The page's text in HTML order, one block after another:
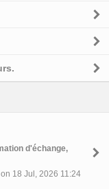
d'échange,
18 Jul, 2026 11:24